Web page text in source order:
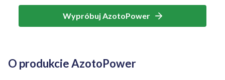
Wypróbuj AzotoPower
O produkcie AzotoPower